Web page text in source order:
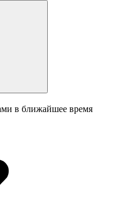
в ближайшее время